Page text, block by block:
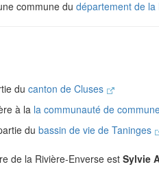
commune du département de la
du canton de Cluses
à la la communauté de
du bassin de vie de Taninges
de la Rivière-Enverse est Sylvie